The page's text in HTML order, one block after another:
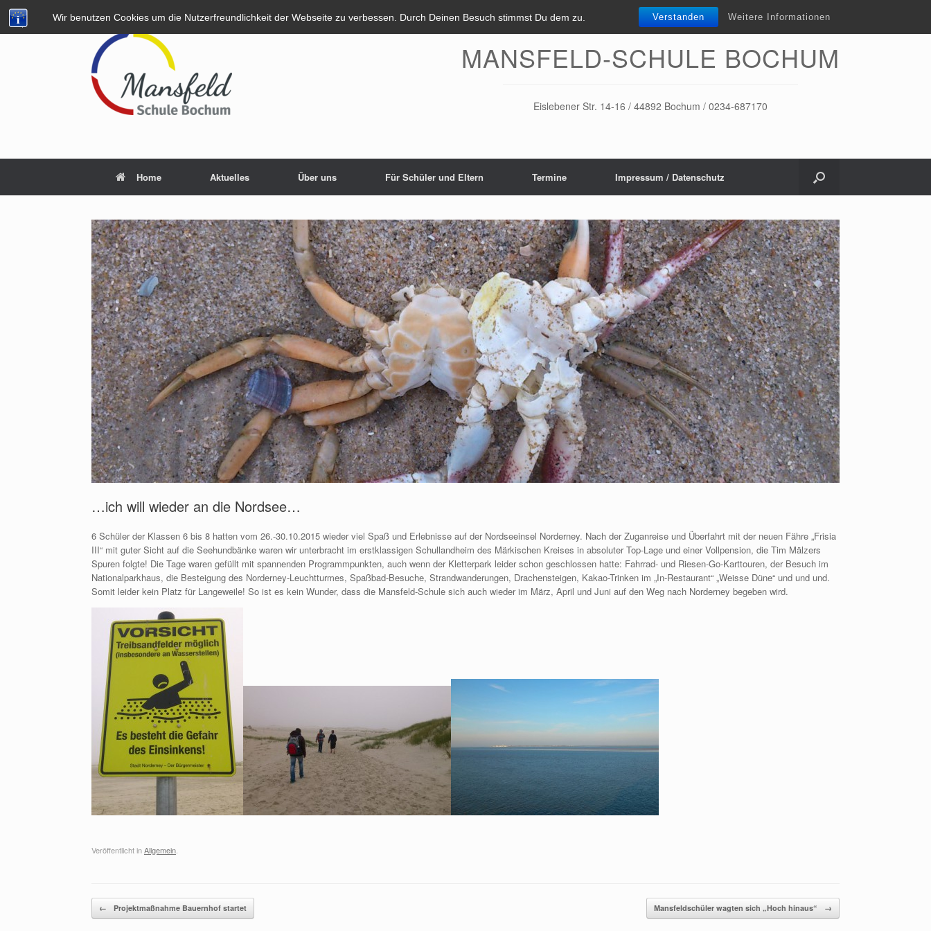
Wir benutzen Cookies um die Nutzerfreundlichkeit der Webseite zu verbessen. Durch Deinen Besuch stimmst Du dem zu. Verstanden Weitere Informationen
Zum
Inhalt
springen
MANSFELD-SCHULE BOCHUM
Eislebener Str. 14-16 / 44892 Bochum / 0234-687170
Home Aktuelles Über uns Für Schüler und Eltern Termine Impressum / Datenschutz
…ich will wieder an die Nordsee…
6 Schüler der Klassen 6 bis 8 hatten vom 26.-30.10.2015 wieder viel Spaß und Erlebnisse auf der Nordseeinsel Norderney. Nach der Zuganreise und Überfahrt mit der neuen Fähre „Frisia
III“ mit guter Sicht auf die Seehundbänke waren wir unterbracht im erstklassigen Schullandheim des Märkischen Kreises in absoluter Top-Lage und einer Vollpension, die Tim Mälzers
Spuren folgte! Die Tage waren gefüllt mit spannenden Programmpunkten, auch wenn der Kletterpark leider schon geschlossen hatte: Fahrrad- und Riesen-Go-Karttouren, der Besuch im
Nationalparkhaus, die Besteigung des Norderney-Leuchtturmes, Spaßbad-Besuche, Strandwanderungen, Drachensteigen, Kakao-Trinken im „In-Restaurant“ „Weisse Düne“ und und und.
Somit leider kein Platz für Langeweile! So ist es kein Wunder, dass die Mansfeld-Schule sich auch wieder im März, April und Juni auf den Weg nach Norderney begeben wird.
Veröffentlicht inAllgemein.
Beitragsnavigation
← Projektmaßnahme Bauernhof startet Mansfeldschüler wagten sich „Hoch hinaus“ →